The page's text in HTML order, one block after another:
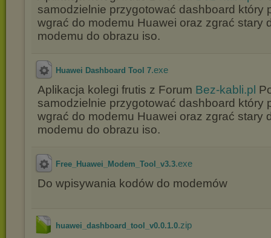
samodzielnie przygotować dashboard który
wgrać do modemu Huawei oraz zgrać stary
modemu do obrazu iso.
Huawei Dashboard Tool 7.exe
Aplikacja kolegi frutis z Forum Bez-kabli.pl
samodzielnie przygotować dashboard który
wgrać do modemu Huawei oraz zgrać stary
modemu do obrazu iso.
Free_Huawei_Modem_Tool_v3.3.exe
Do wpisywania kodów do modemów
huawei_dashboard_tool_v0.0.1.0.zip